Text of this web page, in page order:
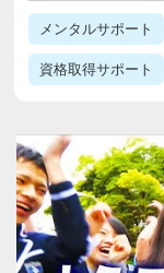
メンタルサポート
資格取得サポート